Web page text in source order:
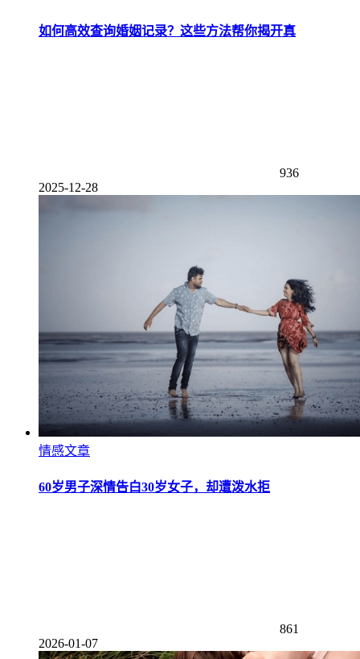
如何高效查询婚姻记录？这些方法帮你揭开真
936
2025-12-28
情感文章
60岁男子深情告白30岁女子，却遭泼水拒
861
2026-01-07